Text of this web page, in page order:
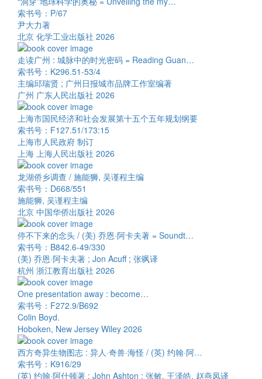
索书号：P/67
尹大力著
北京 化学工业出版社 2026
走读广州 : 城脉中的时光密码 = Reading Guan…
索书号：K296.51-53/4
主编邱瑞贤 ; 广州日报城市品牌工作室编著
广州 广东人民出版社 2026
上海市国民经济和社会发展第十五个五年规划纲要
索书号：F127.51/173:15
上海市人民政府 制订
上海 上海人民出版社 2026
龙湖侨乡调查 / 施能狮, 吴谨程主编
索书号：D668/551
施能狮, 吴谨程主编
北京 中国华侨出版社 2026
停不下来的念头 / (美) 乔恩·阿卡夫著 = Soundt…
索书号：B842.6-49/330
(美) 乔恩·阿卡夫著 ; Jon Acuff ; 张飒译
杭州 浙江教育出版社 2026
One presentation away : become…
索书号：F272.9/B692
Colin Boyd.
Hoboken, New Jersey Wiley 2026
西方奇异生物图志 : 异人·奇兽·海怪 / (英) 约翰·阿…
索书号：K916/29
(英) 约翰·阿什顿著 ; John Ashton ; 张敏, 王泽皓, 赵燕凤译